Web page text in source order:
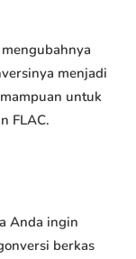
menjadi
untuk
FLAC.
Anda ingin
berkas